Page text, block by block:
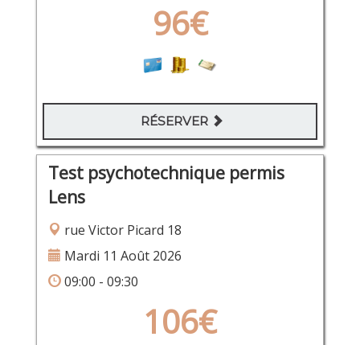
96€
RÉSERVER
Test psychotechnique permis
Lens
rue Victor Picard 18
Mardi 11 Août 2026
09:00 - 09:30
106€